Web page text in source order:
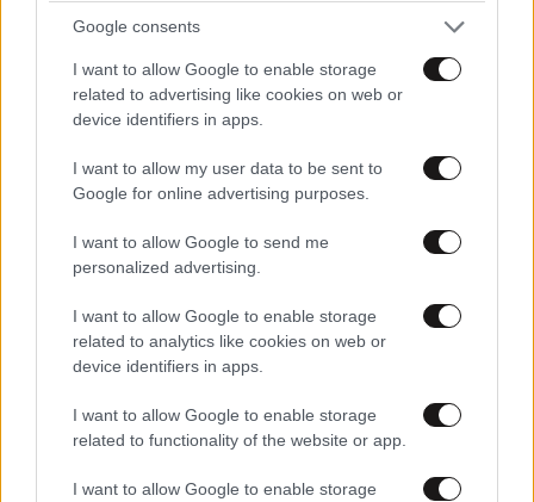
Google consents
I want to allow Google to enable storage
related to advertising like cookies on web or
device identifiers in apps.
I want to allow my user data to be sent to
Google for online advertising purposes.
I want to allow Google to send me
personalized advertising.
I want to allow Google to enable storage
related to analytics like cookies on web or
device identifiers in apps.
I want to allow Google to enable storage
related to functionality of the website or app.
I want to allow Google to enable storage
Eggs. 23·05·2025 18:30
Ρε συρεγγελα πρόσεχε λίγο με πήραν τα σκάγια
κρέμεται και ένα μακαρόνι παστίτσιου στο Στομας.
Απαντήστε
φιλιά με τον Βύρωνα Βασιλειάδη: «Καμία στιγμή
ευτυχίας δεδομένη»